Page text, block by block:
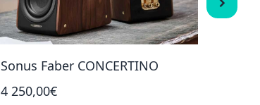
Sonus Faber CONCERTINO
4 250,00€